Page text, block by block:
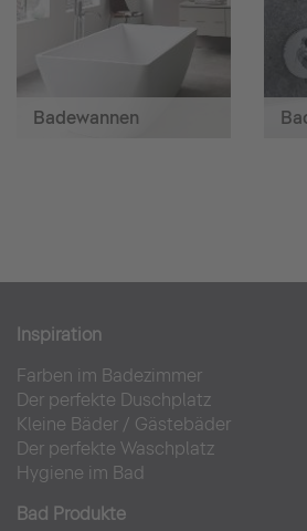
Badewannen
Inspiration
Farben im Badezimmer
Der perfekte Duschplatz
Kleine Bäder / Gästebäder
Der perfekte Waschplatz
Hygiene im Bad
Bad Produkte